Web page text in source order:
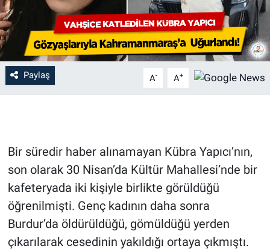
Paylaş A- A+
Bir süredir haber alınamayan Kübra Yapıcı’nın,
son olarak 30 Nisan’da Kültür Mahallesi’nde bir
kafeteryada iki kişiyle birlikte görüldüğü
öğrenilmişti. Genç kadının daha sonra
Burdur’da öldürüldüğü, gömüldüğü yerden
çıkarılarak cesedinin yakıldığı ortaya çıkmıştı.